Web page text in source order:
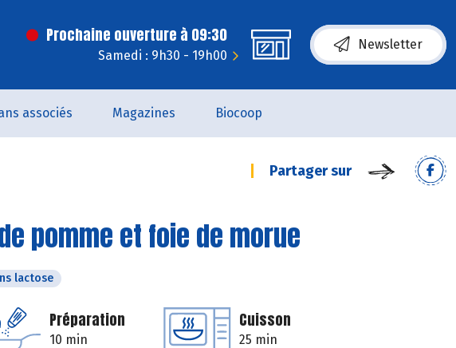
Prochaine ouverture à 09:30
Samedi : 9h30 - 19h00
Newsletter
associés Magazines Biocoop
Partager sur
pomme et foie de morue
lactose
Préparation
10 min
Cuisson
25 min